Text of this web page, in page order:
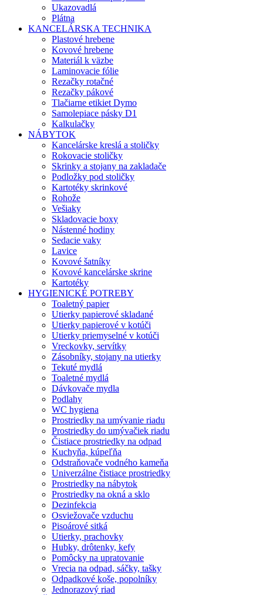
Ukazovadlá
Plátna
KANCELÁRSKA TECHNIKA
Plastové hrebene
Kovové hrebene
Materiál k väzbe
Laminovacie fólie
Rezačky rotačné
Rezačky pákové
Tlačiarne etikiet Dymo
Samolepiace pásky D1
Kalkulačky
NÁBYTOK
Kancelárske kreslá a stoličky
Rokovacie stoličky
Skrinky a stojany na zakladače
Podložky pod stoličky
Kartotéky skrinkové
Rohože
Vešiaky
Skladovacie boxy
Nástenné hodiny
Sedacie vaky
Lavice
Kovové šatníky
Kovové kancelárske skrine
Kartotéky
HYGIENICKÉ POTREBY
Toaletný papier
Utierky papierové skladané
Utierky papierové v kotúči
Utierky priemyselné v kotúči
Vreckovky, servítky
Zásobníky, stojany na utierky
Tekuté mydlá
Toaletné mydlá
Dávkovače mydla
Podlahy
WC hygiena
Prostriedky na umývanie riadu
Prostriedky do umývačiek riadu
Čistiace prostriedky na odpad
Kuchyňa, kúpeľňa
Odstraňovače vodného kameňa
Univerzálne čistiace prostriedky
Prostriedky na nábytok
Prostriedky na okná a sklo
Dezinfekcia
Osviežovače vzduchu
Pisoárové sitká
Utierky, prachovky
Hubky, drôtenky, kefy
Pomôcky na upratovanie
Vrecia na odpad, sáčky, tašky
Odpadkové koše, popolníky
Jednorazový riad